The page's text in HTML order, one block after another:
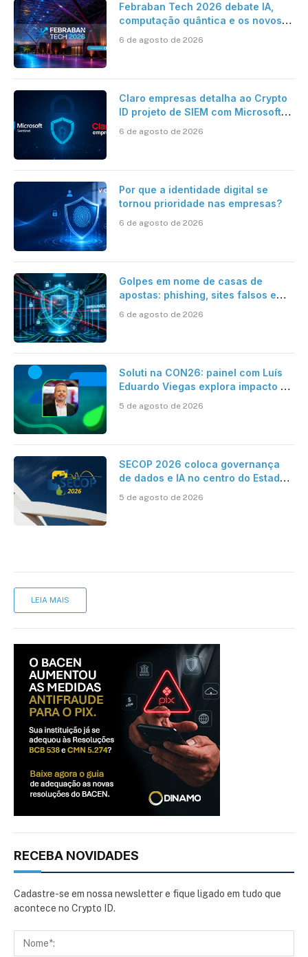
Febraban Tech 2026 debate IA,
computação quântica e os novos
6 de agosto de 2026
Claro empresas detalha ao Crypto
ID projeto de SIEM com Microsoft
automatizada
6 de agosto de 2026
Por que a identidade digital se
tornou prioridade nas empresas?
6 de agosto de 2026
Golpes em nome de casas de
apostas: phishing, sites falsos e
6 de agosto de 2026
Soluti na CON26: painel com Luís
Eduardo Viegas explora impacto de
Contabilidade
5 de agosto de 2026
SECOP 2026 coloca governança
de dados e IA no centro do Estado
5 de agosto de 2026
LEIA MAIS
RECEBA NOVIDADES
Cadastre-se em nossa newsletter e fique ligado em tudo que
acontece no Crypto ID.